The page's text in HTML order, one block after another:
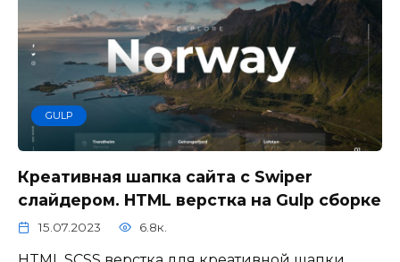
GULP
Креативная шапка сайта с Swiper
слайдером. HTML верстка на Gulp сборке
15.07.2023 6.8к.